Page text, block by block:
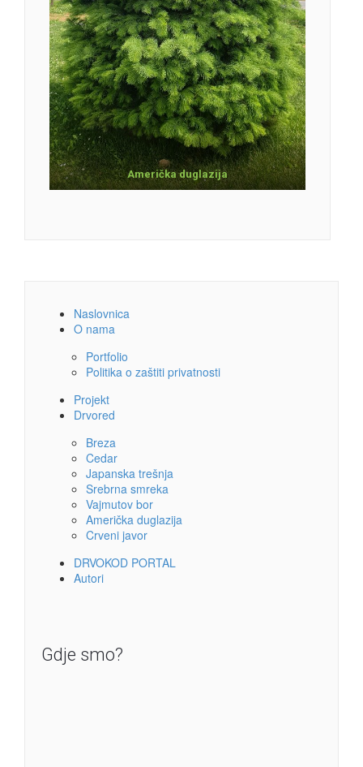
Američka duglazija
Naslovnica
O nama
Portfolio
Politika o zaštiti privatnosti
Projekt
Drvored
Breza
Cedar
Japanska trešnja
Srebrna smreka
Vajmutov bor
Američka duglazija
Crveni javor
DRVOKOD PORTAL
Autori
Gdje smo?